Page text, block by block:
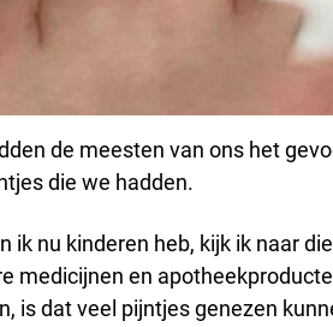
de meesten van ons het
die we hadden.
ik nu kinderen heb, kijk ik naar
medicijnen en
is dat veel pijntjes genezen